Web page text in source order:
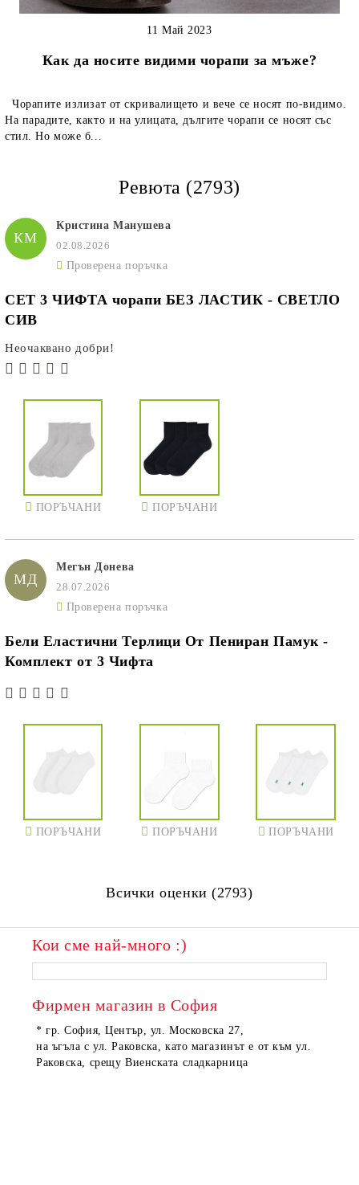
Как да носите видими чорапи за мъже?
11 Май 2023
Чорапите излизат от скривалището и вече се носят по-видимо.
На парадите, както и на улицата, дългите чорапи се носят със
стил. Но може б...
Ревюта (2793)
КМ
Кристина Манушева
02.08.2026
Проверена поръчка
СЕТ 3 ЧИФТА чорапи БЕЗ ЛАСТИК - СВЕТЛО
СИВ
Неочаквано добри!
ПОРЪЧАНИ ПОРЪЧАНИ
МД
Мегън Донева
28.07.2026
Проверена поръчка
Бели Еластични Терлици От Пениран Памук -
Комплект от 3 Чифта
ПОРЪЧАНИ ПОРЪЧАНИ ПОРЪЧАНИ
Всички оценки (2793)
Кои сме най-много :)
Фирмен магазин в София
* гр. София, Център, ул. Московска 27,
на ъгъла с ул. Раковска, като магазинът е от към ул.
Раковска, срещу Виенската сладкарница